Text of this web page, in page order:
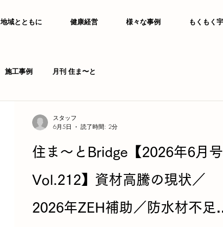
地域とともに 健康経営 様々な事例 もくもく
施工事例 月刊 住ま〜と
住ま〜とBridge【2026年6月
Vol.212】資材高騰の現状／
2026年ZEH補助／防水材不足
スタッフ
6月5日
読了時間: 2分